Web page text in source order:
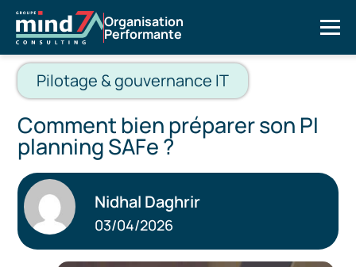
Organisation
Performante
Pilotage & gouvernance IT
Comment bien préparer son PI
planning SAFe ?
Nidhal Daghrir
03/04/2026